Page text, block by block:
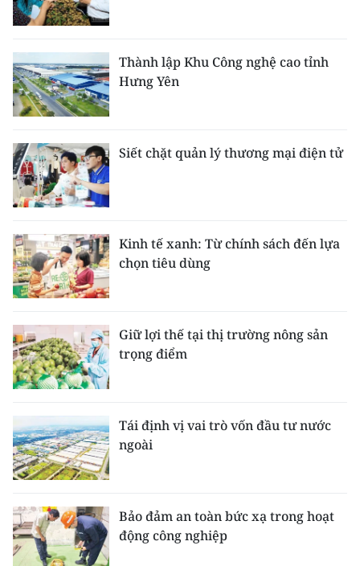
Thành lập Khu Công nghệ cao tỉnh
Hưng Yên
Siết chặt quản lý thương mại điện tử
Kinh tế xanh: Từ chính sách đến lựa
chọn tiêu dùng
Giữ lợi thế tại thị trường nông sản
trọng điểm
Tái định vị vai trò vốn đầu tư nước
ngoài
Bảo đảm an toàn bức xạ trong hoạt
động công nghiệp